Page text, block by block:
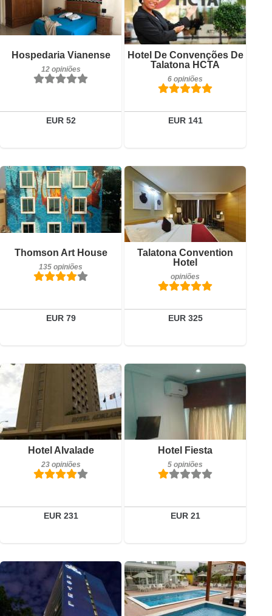
Hospedaria Vianense
12 opiniões
EUR 52
12 opiniões
Detalhes
Reservar
Hotel De Convenções De
Talatona HCTA
6 opiniões
EUR 141
Pequeno-almoço incluído
6 opiniões
Detalhes
Reservar
Thomson Art House
135 opiniões
EUR 79
135 opiniões
Detalhes
Reservar
Talatona Convention
Hotel
opiniões
EUR 325
Detalhes
Reservar
Hotel Alvalade
23 opiniões
EUR 231
Pequeno-almoço incluído
23 opiniões
Detalhes
Reservar
Hotel Fiesta
5 opiniões
EUR 21
5 opiniões
Reservar